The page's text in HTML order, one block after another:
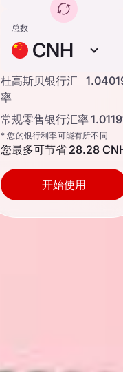
总数
CNH
杜高斯贝银行汇
率
常规零售银行汇率
* 您的银行利率可能有所不同
您最多可节省 28.28
开始使用